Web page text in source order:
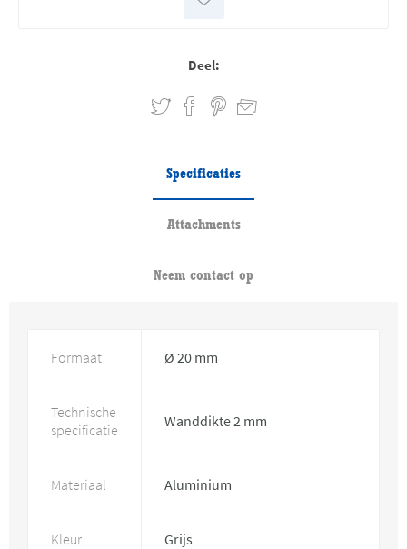
Deel:
Specificaties
Attachments
Neem contact op
Formaat Ø 20 mm
Technische
specificatie
Wanddikte 2 mm
Materiaal Aluminium
Kleur Grijs